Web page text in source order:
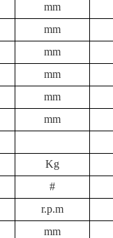
mm
mm
mm
mm
mm
mm
Kg
#
r.p.m
mm